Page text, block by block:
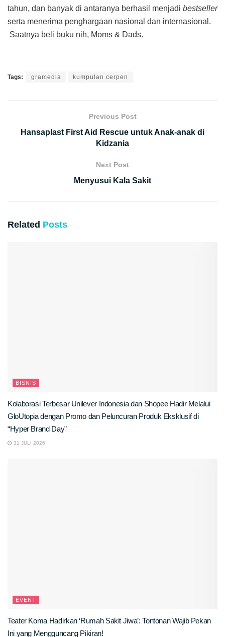
tahun, dan banyak di antaranya berhasil menjadi bestseller
serta menerima penghargaan nasional dan internasional.
Saatnya beli buku nih, Moms & Dads.
Tags: gramedia kumpulan cerpen
Previous Post
Hansaplast First Aid Rescue untuk Anak-anak di
Kidzania
Next Post
Menyusui Kala Sakit
Related Posts
BISNIS
Kolaborasi Terbesar Unilever Indonesia dan Shopee Hadir Melalui
GloUtopia dengan Promo dan Peluncuran Produk Eksklusif di
“Hyper Brand Day”
31 JULI 2026
EVENT
Teater Koma Hadirkan ‘Rumah Sakit Jiwa’: Tontonan Wajib Pekan
Ini yang Mengguncang Pikiran!